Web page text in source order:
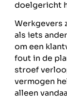
doelgericht
Werkgevers
als iets
om een
fout in de
stroef
vermogen
alleen